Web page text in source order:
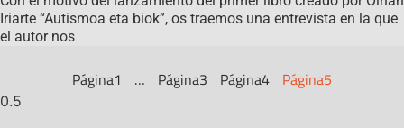
Iriarte “Autismoa eta biok”, os traemos una entrevista en la que
el autor nos
Página1 … Página3 Página4 Página5